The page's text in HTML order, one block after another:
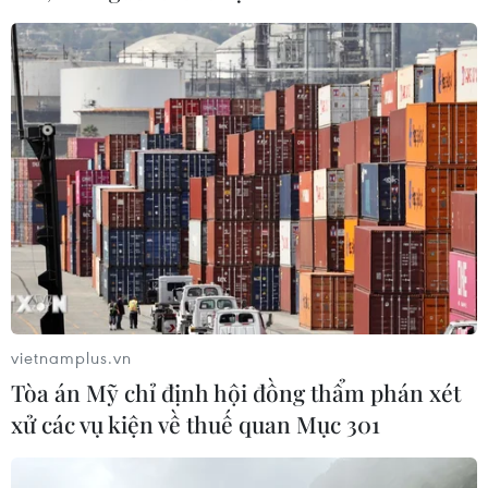
03/08/2026 00:06
Mãn nhãn đêm khai mạc Liên hoan
quốc tế võ cổ truyền Việt Nam 2026
02/08/2026 22:41
Đội tuyển Futsal Việt Nam giành
chiến thắng đậm tại giải đấu ở Thái
Lan
02/08/2026 22:40
Nhận định Việt Nam vs Indonesia:
Chờ kỳ tích ngay tại 'chảo lửa'
vietnamplus.vn
Tòa án Mỹ chỉ định hội đồng thẩm phán xét
xử các vụ kiện về thuế quan Mục 301